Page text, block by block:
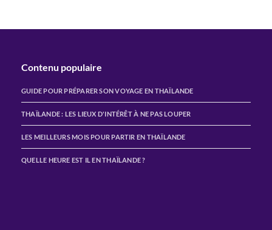
Contenu populaire
GUIDE POUR PRÉPARER SON VOYAGE EN THAÏLANDE
THAÏLANDE : LES LIEUX D'INTÉRÊT À NE PAS LOUPER
LES MEILLEURS MOIS POUR PARTIR EN THAÏLANDE
QUELLE HEURE EST IL EN THAÏLANDE ?